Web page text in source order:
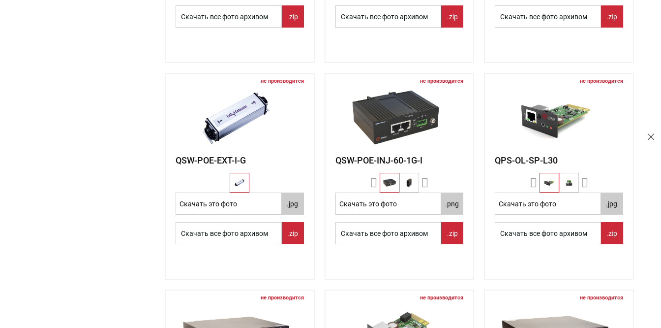
Скачать все фото архивом .zip Скачать все фото архивом .zip Скачать все фото архивом .zip
не производится
QSW-POE-EXT-I-G
Скачать это фото .jpg
Скачать все фото архивом .zip
не производится
QSW-POE-INJ-60-1G-I
Скачать это фото .png
Скачать все фото архивом .zip
не производится
QPS-OL-SP-L30
Скачать это фото .jpg
Скачать все фото архивом .zip
не производится не производится не производится